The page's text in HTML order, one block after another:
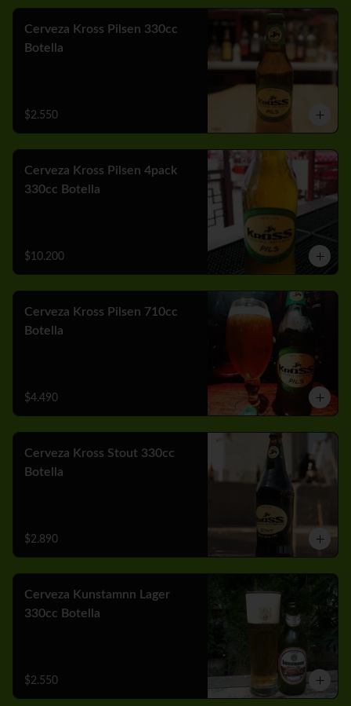
Cerveza Kross Pilsen 330cc
Botella
$2.550
Cerveza Kross Pilsen 4pack
330cc Botella
$10.200
Cerveza Kross Pilsen 710cc
Botella
$4.490
Cerveza Kross Stout 330cc
Botella
$2.890
Cerveza Kunstamnn Lager
330cc Botella
$2.550